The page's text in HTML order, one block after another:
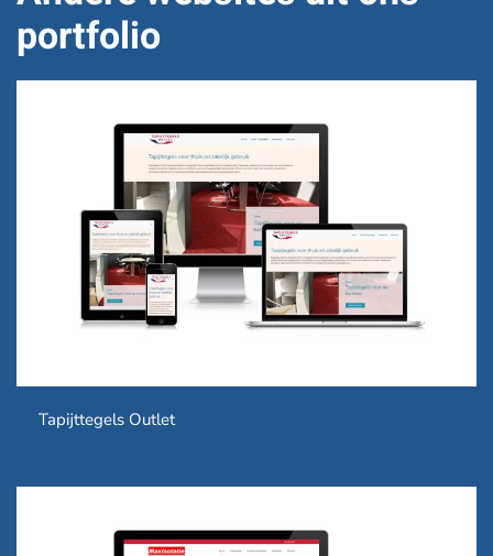
portfolio
Tapijttegels Outlet